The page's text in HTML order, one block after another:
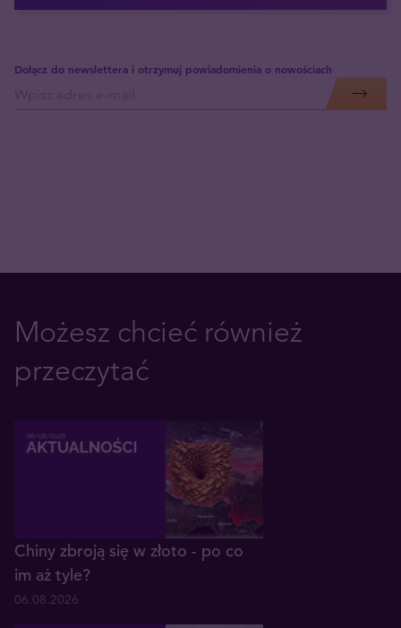
Dołącz do newslettera i otrzymuj powiadomienia o nowościach
Możesz chcieć również
przeczytać
Chiny zbroją się w złoto - po co
im aż tyle?
06.08.2026